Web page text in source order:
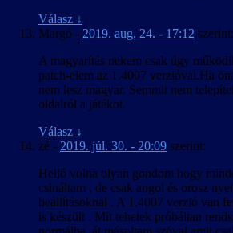
Válasz ↓
Margó - 2019. aug. 24. - 17:12 szerint:
A magyarítás nekem csak úgy
patch-elem az 1.4007 verzióval.Ha
nem lesz magyar. Semmit nem
oldalról a játékot.
Válasz ↓
zé - 2019. júl. 30. - 20:09 szerint:
Helló volna olyan gondom hogy
csináltam , de csak angol és orosz
beállításoknál . A 1.4007 verzió van
is készült . Mit tehetek próbáltan